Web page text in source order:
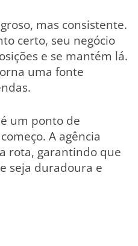
mas consistente.
certo, seu negócio
e se mantém lá.
uma fonte
um ponto de
A agência
rota, garantindo que
seja duradoura e